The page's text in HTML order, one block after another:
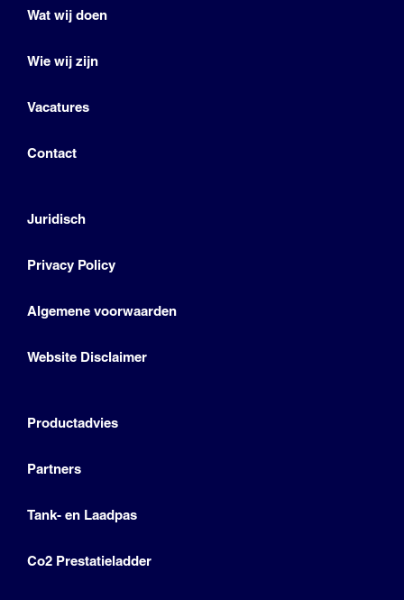
Wat wij doen
Wie wij zijn
Vacatures
Contact
Juridisch
Privacy Policy
Algemene voorwaarden
Website Disclaimer
Productadvies
Partners
Tank- en Laadpas
Co2 Prestatieladder